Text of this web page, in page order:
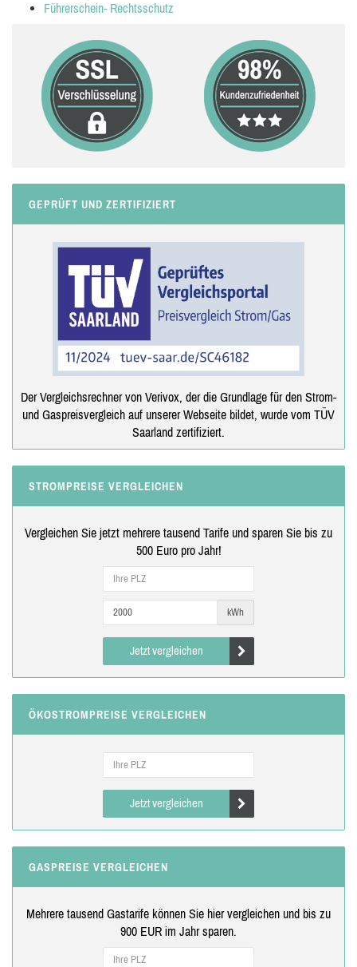
Führerschein- Rechtsschutz
GEPRÜFT UND ZERTIFIZIERT
Der Vergleichsrechner von Verivox, der die Grundlage für den Strom-
und Gaspreisvergleich auf unserer Webseite bildet, wurde vom TÜV
Saarland zertifiziert.
STROMPREISE VERGLEICHEN
Vergleichen Sie jetzt mehrere tausend Tarife und sparen Sie bis zu
500 Euro pro Jahr!
kWh
Jetzt vergleichen
ÖKOSTROMPREISE VERGLEICHEN
Jetzt vergleichen
GASPREISE VERGLEICHEN
Mehrere tausend Gastarife können Sie hier vergleichen und bis zu
900 EUR im Jahr sparen.